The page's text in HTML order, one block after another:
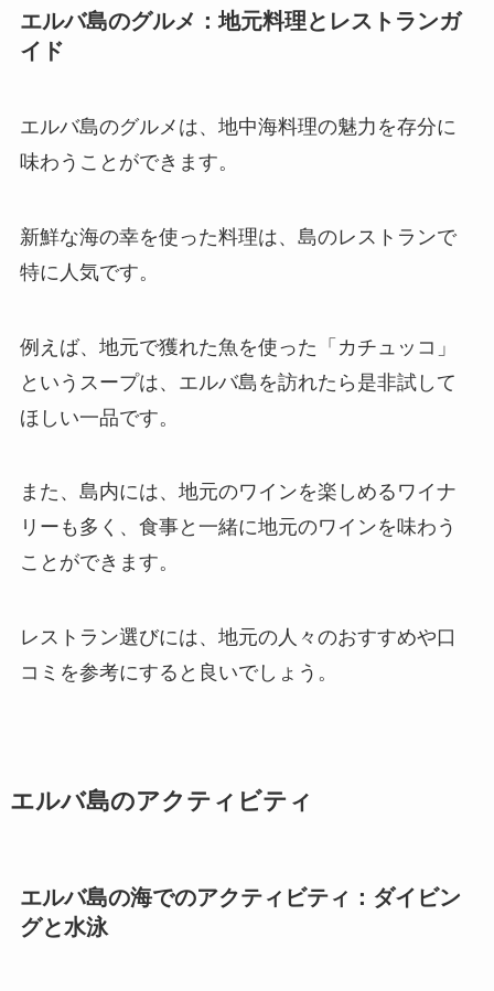
エルバ島のグルメ：地元料理とレストランガ
イド
エルバ島のグルメは、地中海料理の魅力を存分に
味わうことができます。
新鮮な海の幸を使った料理は、島のレストランで
特に人気です。
例えば、地元で獲れた魚を使った「カチュッコ」
というスープは、エルバ島を訪れたら是非試して
ほしい一品です。
また、島内には、地元のワインを楽しめるワイナ
リーも多く、食事と一緒に地元のワインを味わう
ことができます。
レストラン選びには、地元の人々のおすすめや口
コミを参考にすると良いでしょう。
エルバ島のアクティビティ
エルバ島の海でのアクティビティ：ダイビン
グと水泳